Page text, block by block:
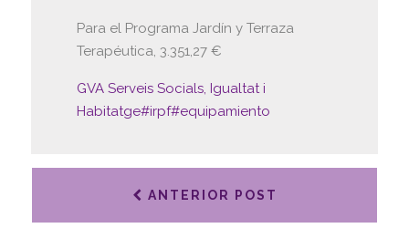
Para el Programa Jardín y Terraza
Terapéutica, 3.351,27 €
GVA Serveis Socials, Igualtat i
Habitatge#irpf#equipamiento
ANTERIOR POST